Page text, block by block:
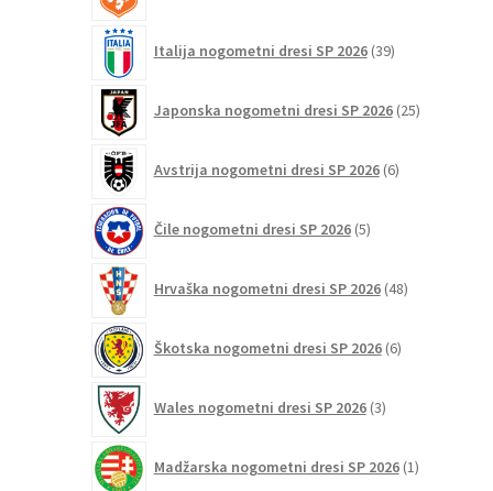
Italija nogometni dresi SP 2026 39izdelkov
Japonska nogometni dresi SP 2026 25izdelkov
Avstrija nogometni dresi SP 2026 6izdelkov
Čile nogometni dresi SP 2026 5izdelkov
Hrvaška nogometni dresi SP 2026 48izdelkov
Škotska nogometni dresi SP 2026 6izdelkov
Wales nogometni dresi SP 2026 3izdelki
Madžarska nogometni dresi SP 2026 1izdelek